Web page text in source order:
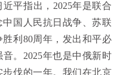
平指出，2025年是联合
国人民抗日战争、苏联
利80周年，发出和平必
。2025年也是中俄新时
伐的一年。我们在北京